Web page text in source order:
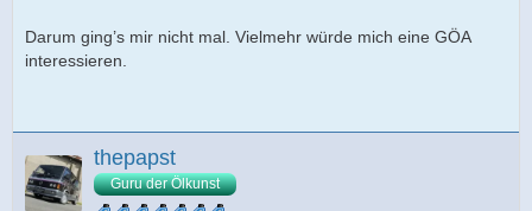
Darum ging’s mir nicht mal. Vielmehr würde mich eine GÖA
interessieren.
thepapst
Guru der Ölkunst